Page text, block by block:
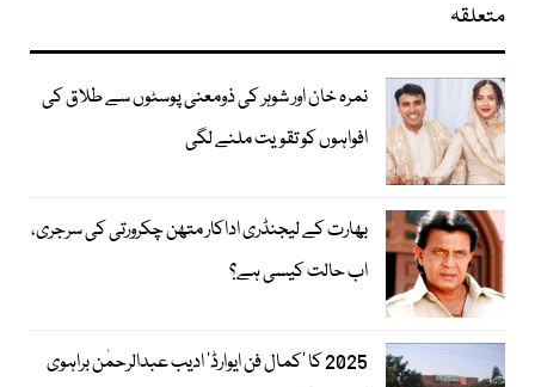
متعلقہ
نمرہ خان اور شوہر کی ذومعنی پوسٹوں سے طلاق کی
افواہوں کو تقویت ملنے لگی
بھارت کے لیجنڈری اداکار متھن چکرورتی کی سرجری،
اب حالت کیسی ہے؟
2025 کا ’کمال فن ایوارڈ‘ ادیب عبدالرحمٰن براہوی